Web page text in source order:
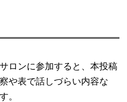
ロンに参加すると、本投稿
や表で話しづらい内容な
。